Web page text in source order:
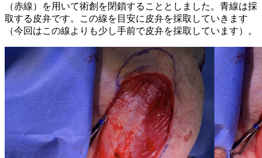
（赤線）を用いて術創を閉鎖することとしました。青線は採
取する皮弁です。この線を目安に皮弁を採取していきます
（今回はこの線よりも少し手前で皮弁を採取しています）。